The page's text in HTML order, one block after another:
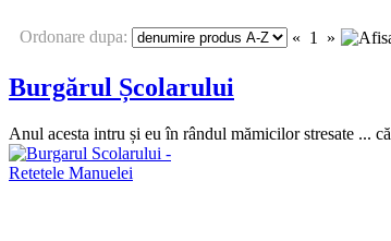
Ordonare dupa: « 1 »
Burgărul Școlarului
Anul acesta intru și eu în rândul mămicilor stresate ...